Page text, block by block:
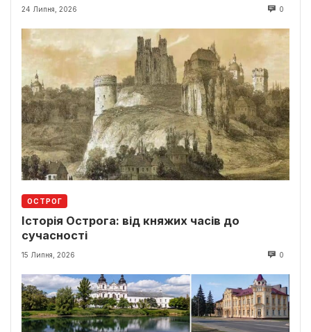
24 Липня, 2026 0
ОСТРОГ
Історія Острога: від княжих часів до
сучасності
15 Липня, 2026 0